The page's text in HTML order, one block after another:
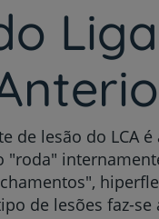
de lesão do LCA
de lesões faz-